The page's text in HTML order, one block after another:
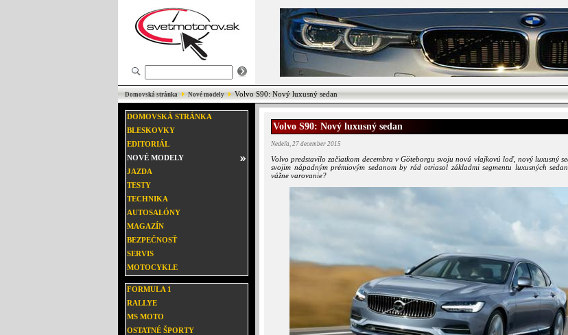
Domovská stránka Nové modely Volvo S90: Nový luxusný sedan
DOMOVSKÁ STRÁNKA
BLESKOVKY
EDITORIÁL
NOVÉ MODELY
JAZDA
TESTY
TECHNIKA
AUTOSALÓNY
MAGAZÍN
BEZPEČNOSŤ
SERVIS
MOTOCYKLE
FORMULA 1
RALLYE
MS MOTO
OSTATNÉ ŠPORTY
Volvo S90: Nový luxusný sedan
Nedeľa, 27 december 2015
Volvo predstavilo začiatkom decembra v Göteborgu svoju novú vlajkovú loď, nový luxusný
svojim nápadným prémiovým sedanom by rád otriasol základmi segmentu luxusných
vážne varovanie?